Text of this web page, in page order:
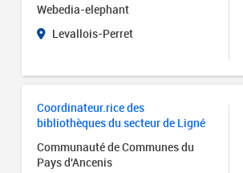
Webedia-elephant
Levallois-Perret
Coordinateur.rice des
bibliothèques du secteur de Ligné
Communauté de Communes du
Pays d'Ancenis